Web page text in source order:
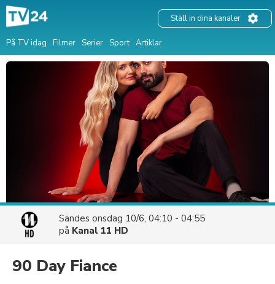
På TV idag Filmer Serier Sport Artiklar
Ställ in dina kanaler
Sändes onsdag 10/6, 04:10 - 04:55
på Kanal 11 HD
90 Day Fiance